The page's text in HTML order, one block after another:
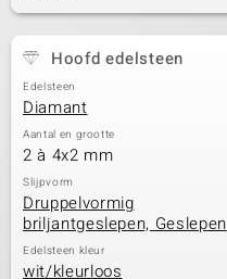
Hoofd edelsteen
Edelsteen
Diamant
Aantal en grootte
2 à 4x2 mm
Slijpvorm
Druppelvormig
briljantgeslepen, Geslepen
Edelsteen kleur
wit/kleurloos